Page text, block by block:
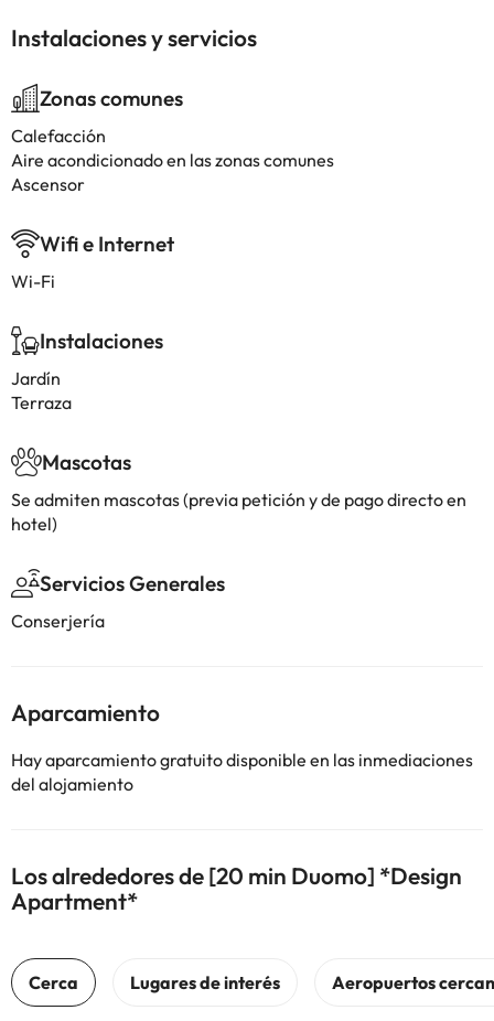
Instalaciones y servicios
Zonas comunes
Calefacción
Aire acondicionado en las zonas comunes
Ascensor
Wifi e Internet
Wi-Fi
Instalaciones
Jardín
Terraza
Mascotas
Se admiten mascotas (previa petición y de pago directo en
hotel)
Servicios Generales
Conserjería
Aparcamiento
Hay aparcamiento gratuito disponible en las inmediaciones
del alojamiento
Los alrededores de [20 min Duomo] *Design
Apartment*